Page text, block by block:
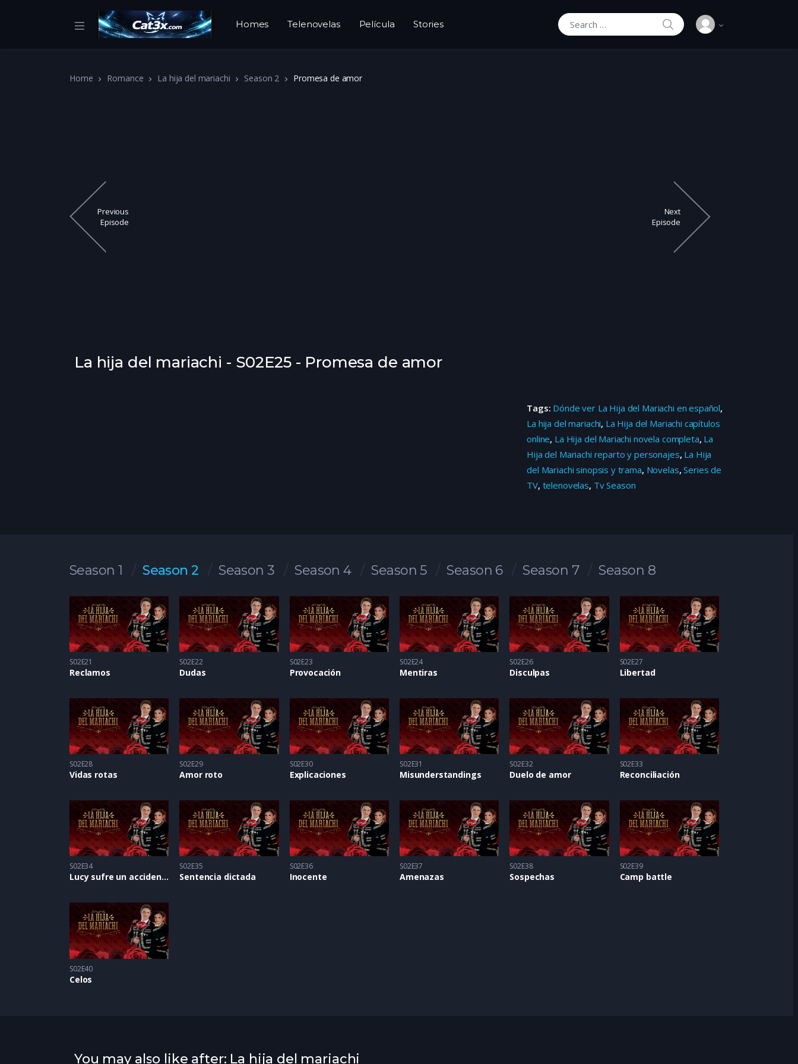
Homes Telenovelas Película Stories
Search for:
SEARCH
Home Romance La hija del mariachi Season 2 Promesa de amor
Previous
Episode
Next
Episode
La hija del mariachi - S02E25 - Promesa de amor
Tags: Dónde ver La Hija del Mariachi en español,
La hija del mariachi, La Hija del Mariachi capítulos
online, La Hija del Mariachi novela completa, La
Hija del Mariachi reparto y personajes, La Hija
del Mariachi sinopsis y trama, Novelas,Series de
TV, telenovelas, Tv Season
Season 1 Season 2 Season 3 Season 4 Season 5 Season 6 Season 7 Season 8
S02E21
Reclamos
S02E22
Dudas
S02E23
Provocación
S02E24
Mentiras
S02E26
Disculpas
S02E27
Libertad
S02E28
Vidas rotas
S02E29
Amor roto
S02E30
Explicaciones
S02E31
Misunderstandings
S02E32
Duelo de amor
S02E33
Reconciliación
S02E34
Lucy sufre un accidente
S02E35
Sentencia dictada
S02E36
Inocente
S02E37
Amenazas
S02E38
Sospechas
S02E39
Camp battle
S02E40
Celos
You may also like after: La hija del mariachi